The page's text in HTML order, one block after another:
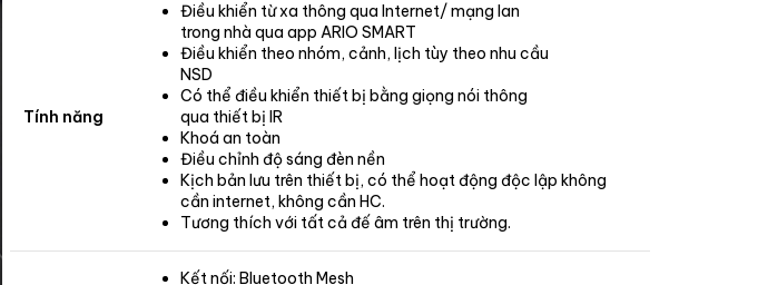
Tính năng
Điều khiển từ xa thông qua Internet/ mạng lan
trong nhà qua app ARIO SMART
Điều khiển theo nhóm, cảnh, lịch tùy theo nhu cầu
NSD
Có thể điều khiển thiết bị bằng giọng nói thông
qua thiết bị IR
Khoá an toàn
Điều chỉnh độ sáng đèn nền
Kịch bản lưu trên thiết bị, có thể hoạt động độc lập không
cần internet, không cần HC.
Tương thích với tất cả đế âm trên thị trường.
Kết nối: Bluetooth Mesh